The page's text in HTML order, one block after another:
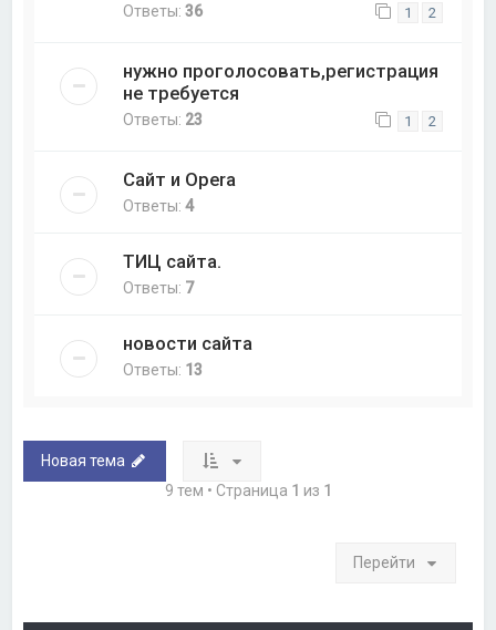
Ответы:36 1 2
нужно проголосовать,регистрация
не требуется
Ответы: 23 1 2
Сайт и Opera
Ответы:4
ТИЦ сайта.
Ответы: 7
новости сайта
Ответы: 13
Новая тема
9 тем • Страница 1 из 1
Перейти